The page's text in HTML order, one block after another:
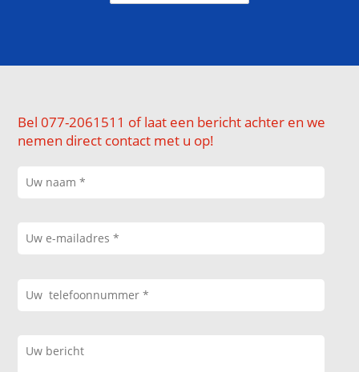
Bel 077-2061511 of laat een bericht achter en we
nemen direct contact met u op!